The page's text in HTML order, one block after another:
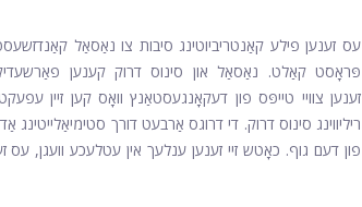
עס זענען פילע קאַנטריביוטינג סיבות צו נאַסאַל
פּראָסט קאַלט. נאַסאַל און סינוס דרוק קענען
ריליווינג סינוס דרוק. די דרוגס אַרבעט דורך
פון דעם גוף. כאָטש זיי זענען ענלעך אין עטלעכע וועגן,